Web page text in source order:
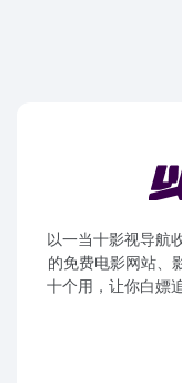
以一当十影视导航
的免费电影网站、
十个用，让你白嫖